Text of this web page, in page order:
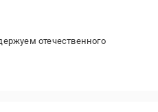
отечественного